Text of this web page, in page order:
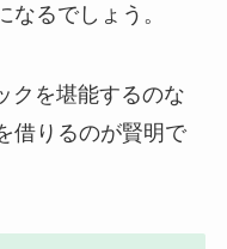
なるでしょう。
クを堪能するのな
借りるのが賢明で